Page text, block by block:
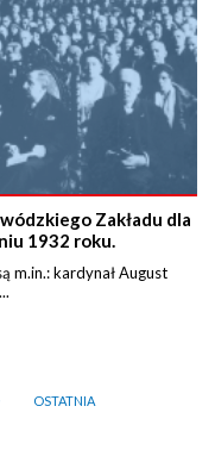
Zakładu dla
1932 roku.
m.in.: kardynał August
OSTATNIA